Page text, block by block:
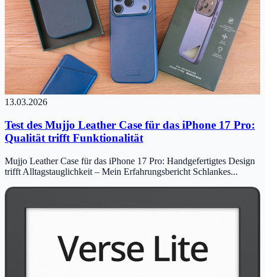
13.03.2026
Test des Mujjo Leather Case für das iPhone 17 Pro:
Qualität trifft Funktionalität
Mujjo Leather Case für das iPhone 17 Pro: Handgefertigtes Design
trifft Alltagstauglichkeit – Mein Erfahrungsbericht Schlankes...